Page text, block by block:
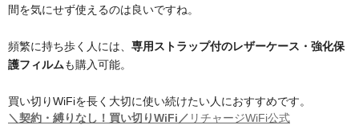
間を気にせず使えるのは良いですね。
頻繁に持ち歩く人には、 専用ストラップ付のレザーケース・強化保
護フィルムも購入可能。
買い切りWiFiを長く大切に使い続けたい人におすすめです。
＼契約・縛りなし！買い切りWiFi／ リチャージWiFi公式